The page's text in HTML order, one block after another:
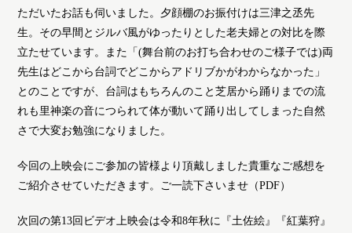
ただいたお話も伺いました。夕顔棚のお振付けは三津之丞先
生。その早間とジルバ風がゆったりとした老夫婦との対比を際
立たせています。また「(舞台前のお打ち合わせのご様子では)両
先生はどこから台詞でどこからアドリブかがわからなかった」
とのことですが、台詞はもちろんのこと芝居から踊りまでの流
れも里神楽の音につられて体が動いて踊り出してしまった自然
さで大変お勉強になりました。
今回の上映会にご参加の皆様より頂戴しました貴重なご感想を
ご紹介させていただきます。ご一読下さいませ（PDF）
次回の第13回ビデオ上映会は令和8年秋に『土佐絵』『紅葉狩』